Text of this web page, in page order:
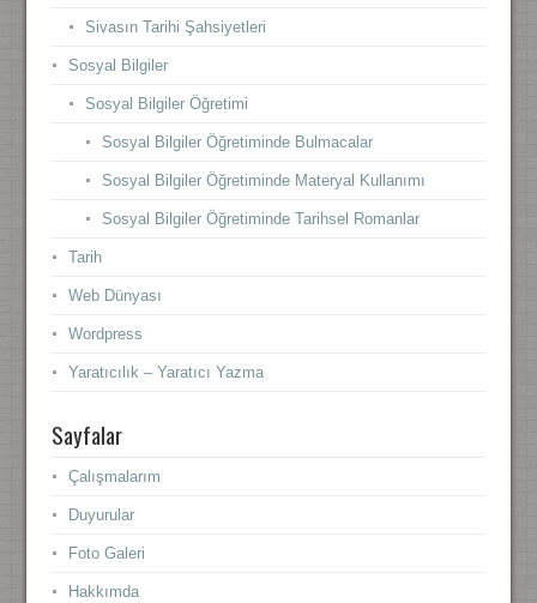
Sivasın Tarihi Şahsiyetleri
Sosyal Bilgiler
Sosyal Bilgiler Öğretimi
Sosyal Bilgiler Öğretiminde Bulmacalar
Sosyal Bilgiler Öğretiminde Materyal Kullanımı
Sosyal Bilgiler Öğretiminde Tarihsel Romanlar
Tarih
Web Dünyası
Wordpress
Yaratıcılık – Yaratıcı Yazma
Sayfalar
Çalışmalarım
Duyurular
Foto Galeri
Hakkımda